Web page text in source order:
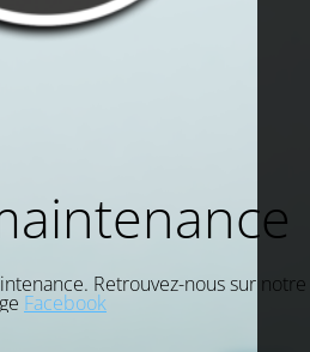
Retrouvez-nous sur notre
Facebook